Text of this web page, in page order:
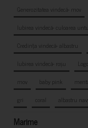
Generozitatea vindecă- mov
Iubirea vindecă- culoarea
Credința vindecă- albastru
Iubirea vindecă- roșu
mov
baby pink
gri
coral albastru
Marime